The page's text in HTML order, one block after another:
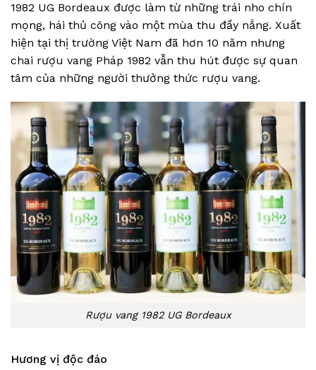
1982 UG Bordeaux được làm từ những trái nho chín
mọng, hái thủ công vào một mùa thu đầy nắng. Xuất
hiện tại thị trường Việt Nam đã hơn 10 năm nhưng
chai rượu vang Pháp 1982 vẫn thu hút được sự quan
tâm của những người thưởng thức rượu vang.
Rượu vang 1982 UG Bordeaux
Hương vị độc đáo